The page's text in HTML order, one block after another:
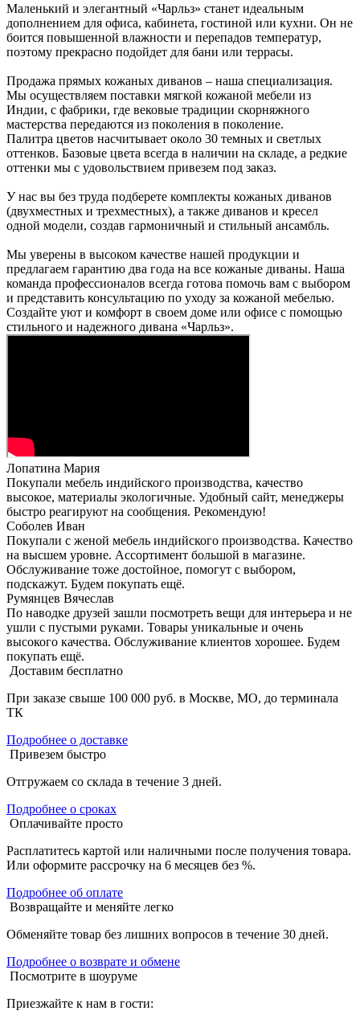
Маленький и элегантный «Чарльз» станет идеальным
дополнением для офиса, кабинета, гостиной или кухни. Он не
боится повышенной влажности и перепадов температур,
поэтому прекрасно подойдет для бани или террасы.
Продажа прямых кожаных диванов – наша специализация.
Мы осуществляем поставки мягкой кожаной мебели из
Индии, с фабрики, где вековые традиции скорняжного
мастерства передаются из поколения в поколение.
Палитра цветов насчитывает около 30 темных и светлых
оттенков. Базовые цвета всегда в наличии на складе, а редкие
оттенки мы с удовольствием привезем под заказ.
У нас вы без труда подберете комплекты кожаных диванов
(двухместных и трехместных), а также диванов и кресел
одной модели, создав гармоничный и стильный ансамбль.
Мы уверены в высоком качестве нашей продукции и
предлагаем гарантию два года на все кожаные диваны. Наша
команда профессионалов всегда готова помочь вам с выбором
и представить консультацию по уходу за кожаной мебелью.
Создайте уют и комфорт в своем доме или офисе с помощью
стильного и надежного дивана «Чарльз».
Лопатина Мария
Покупали мебель индийского производства, качество
высокое, материалы экологичные. Удобный сайт, менеджеры
быстро реагируют на сообщения. Рекомендую!
Соболев Иван
Покупали с женой мебель индийского производства. Качество
на высшем уровне. Ассортимент большой в магазине.
Обслуживание тоже достойное, помогут с выбором,
подскажут. Будем покупать ещё.
Румянцев Вячеслав
По наводке друзей зашли посмотреть вещи для интерьера и не
ушли с пустыми руками. Товары уникальные и очень
высокого качества. Обслуживание клиентов хорошее. Будем
покупать ещё.
Доставим бесплатно
При заказе свыше 100 000 руб. в Москве, МО, до терминала
ТК
Подробнее о доставке
Привезем быстро
Отгружаем со склада в течение 3 дней.
Подробнее о сроках
Оплачивайте просто
Расплатитесь картой или наличными после получения товара.
Или оформите рассрочку на 6 месяцев без %.
Подробнее об оплате
Возвращайте и меняйте легко
Обменяйте товар без лишних вопросов в течение 30 дней.
Подробнее о возврате и обмене
Посмотрите в шоуруме
Приезжайте к нам в гости: